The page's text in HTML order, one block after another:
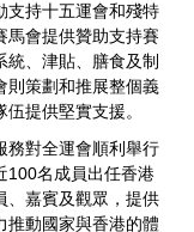
支持十五運會和殘特
馬會提供贊助支持賽
、津貼、膳食及制
則策劃和推展整個義
提供堅實支援。
務對全運會順利舉行
100名成員出任香港
、嘉賓及觀眾，提供
推動國家與香港的體